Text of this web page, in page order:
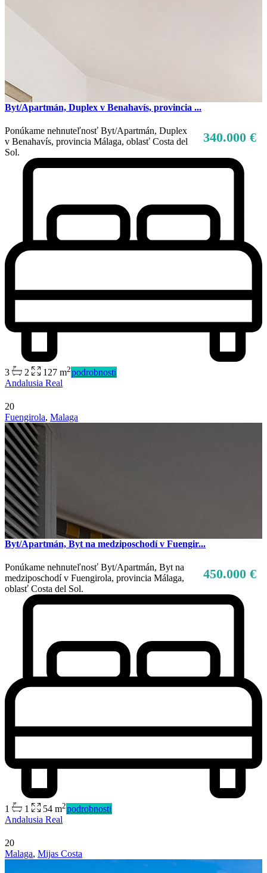
Byt/Apartmán, Duplex v Benahavís, provincia ...
340.000 €
Ponúkame nehnuteľnosť Byt/Apartmán, Duplex
v Benahavís, provincia Málaga, oblasť Costa del
Sol.
3 2 127 m2podrobnosti
Andalusia Real
20
Fuengirola, Malaga
Byt/Apartmán, Byt na medziposchodí v Fuengir...
450.000 €
Ponúkame nehnuteľnosť Byt/Apartmán, Byt na
medziposchodí v Fuengirola, provincia Málaga,
oblasť Costa del Sol.
1 1 54 m2podrobnosti
Andalusia Real
20
Malaga, Mijas Costa